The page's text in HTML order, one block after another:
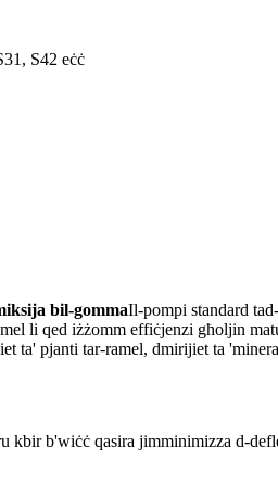
S42 eċċ
bil-gommaIl-pompi standard
li qed iżżomm effiċjenzi għoljin
ta' pjanti tar-ramel, dmirijiet ta
kbir b'wiċċ qasira jimminimizza d-